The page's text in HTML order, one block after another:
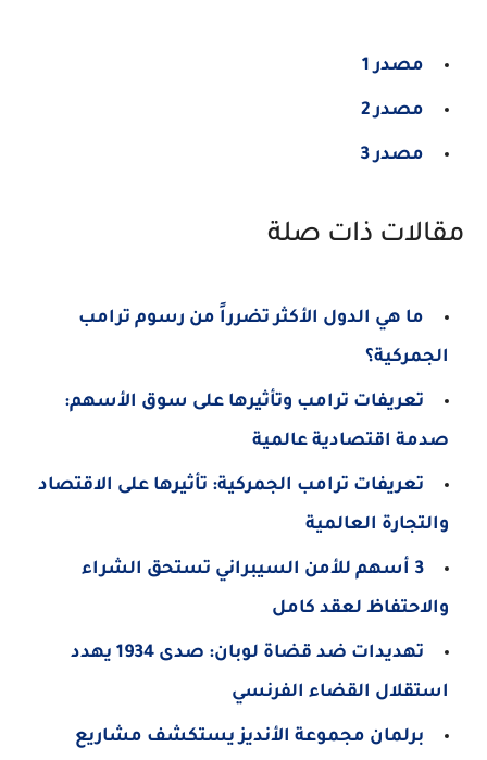
مصدر 1
مصدر 2
مصدر 3
مقالات ذات صلة
ما هي الدول الأكثر تضرراً من رسوم ترامب
الجمركية؟
تعريفات ترامب وتأثيرها على سوق الأسهم:
صدمة اقتصادية عالمية
تعريفات ترامب الجمركية: تأثيرها على الاقتصاد
والتجارة العالمية
3 أسهم للأمن السيبراني تستحق الشراء
والاحتفاظ لعقد كامل
تهديدات ضد قضاة لوبان: صدى 1934 يهدد
استقلال القضاء الفرنسي
برلمان مجموعة الأنديز يستكشف مشاريع